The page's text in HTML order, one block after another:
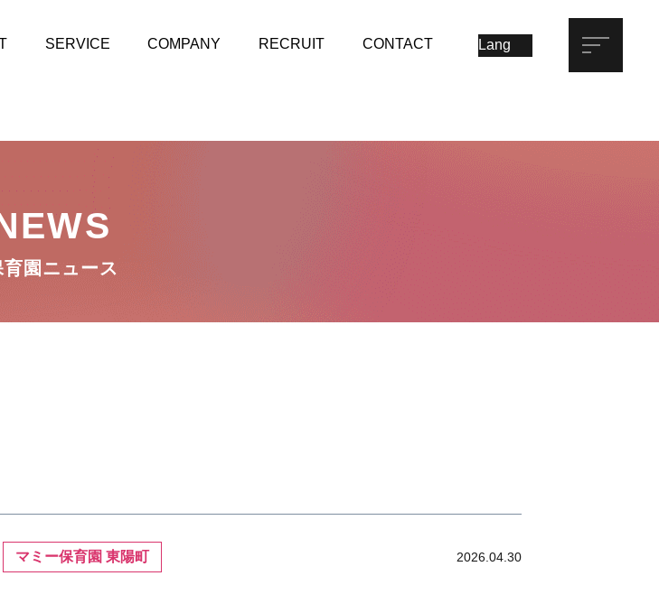
SERVICE COMPANY RECRUIT CONTACT
育園ニュース
マミー保育園 東陽町 2026.04.30